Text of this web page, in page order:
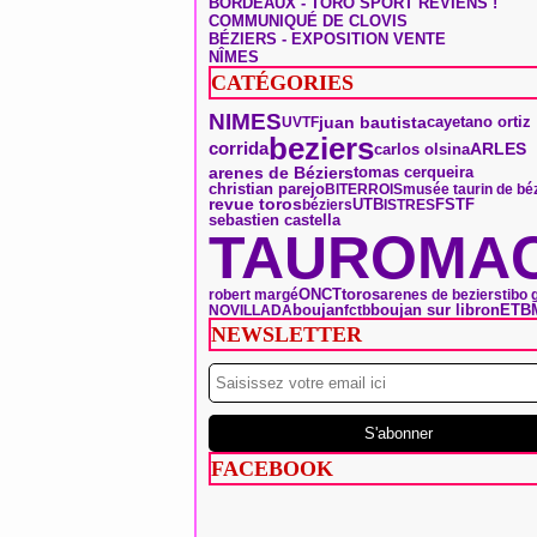
COMMUNIQUÉ DE CLOVIS
BÉZIERS - EXPOSITION VENTE
NÎMES
CATÉGORIES
NIMESUVTFjuan bautistacayetano ortiz
corridabezierscarlos olsinaARLES
arenes de Bézierstomas cerqueira
christian parejoBITERROISmusée taurin de
revue torosbéziersUTBISTRESFSTF
sebastien castella
robert margéONCTtorosarenes de bezierstibo
NOVILLADAboujanfctbboujan sur libron
NEWSLETTER
FACEBOOK